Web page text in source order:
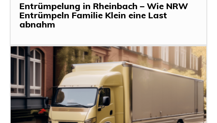
Entrümpelung in Rheinbach – Wie NRW
Entrümpeln Familie Klein eine Last
abnahm